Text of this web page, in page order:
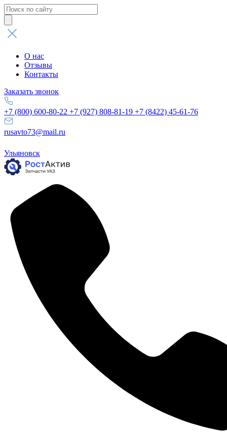
Поиск
товаров
О нас
Отзывы
Контакты
Заказать звонок
+7 (800) 600-80-22 +7 (927) 808-81-19 +7 (8422) 45-61-76
rusavto73@mail.ru
Ульяновск